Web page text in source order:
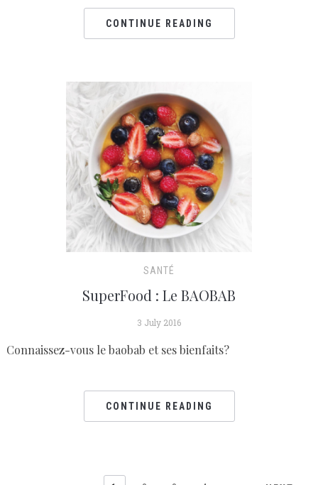
CONTINUE READING
SANTÉ
SuperFood : Le BAOBAB
3 July 2016
Connaissez-vous le baobab et ses bienfaits?
CONTINUE READING